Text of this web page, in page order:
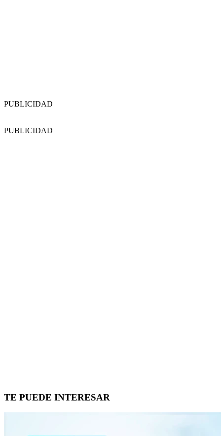
PUBLICIDAD
PUBLICIDAD
TE PUEDE INTERESAR